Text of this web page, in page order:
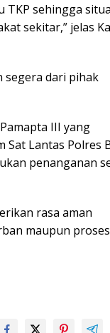
TKP sehingga
sekitar,” jelas
segera dari pihak
III yang
Sat Lantas Polres
penanganan
rasa aman
maupun proses